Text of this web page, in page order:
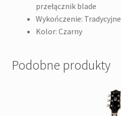
przełącznik blade
Wykończenie: Tradycyjne
Kolor: Czarny
Podobne produkty